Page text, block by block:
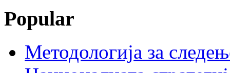
Popular
Методологија за